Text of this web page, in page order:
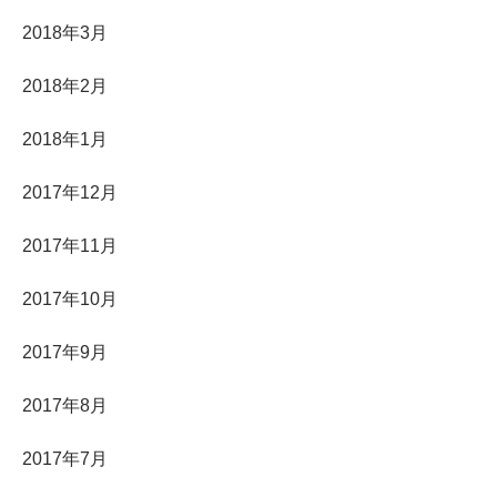
2018年3月
2018年2月
2018年1月
2017年12月
2017年11月
2017年10月
2017年9月
2017年8月
2017年7月